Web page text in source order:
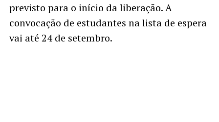
previsto para o início da liberação. A
convocação de estudantes na lista de espera
vai até 24 de setembro.